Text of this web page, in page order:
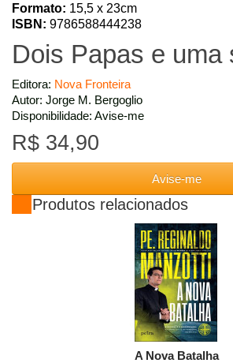
Formato: 15,5 x 23cm
ISBN: 9786588444238
Dois Papas e uma
Editora: Nova Fronteira
Autor: Jorge M. Bergoglio
Disponibilidade: Avise-me
R$ 34,90
Avise-me
Produtos relacionados
A Nova Batalha